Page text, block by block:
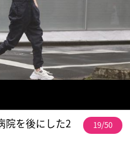
院を後にした2
19/50